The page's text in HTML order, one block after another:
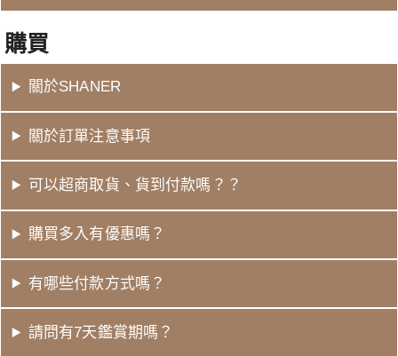
購買
關於SHANER
關於訂單注意事項
可以超商取貨、貨到付款嗎？？
購買多入有優惠嗎？
有哪些付款方式嗎？
請問有7天鑑賞期嗎？